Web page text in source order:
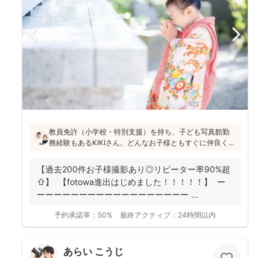
教員免許（小学校・特別支援）を持ち、子ども写真館勤
務経験もあるKIKIさん。どんなお子様ともすぐに仲良くな
を引き出し、日々成長している大切な瞬間を写真に記録
することを大切にされています(^^)
【過去200件お子様撮影あり◎リピーター率90%超
⇧】 【fotowa進出はじめました！！！！！】 ー
ーーーーーーーーーーーーーーーーーー ...
予約承諾率： 50% 最終アクティブ： 24時間以内
あらい こうじ